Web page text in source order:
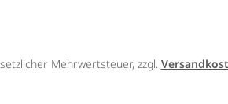
Mehrwertsteuer, zzgl.